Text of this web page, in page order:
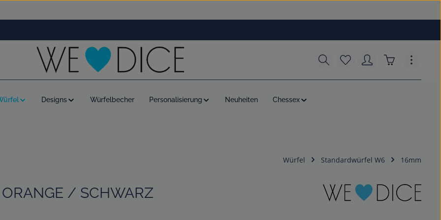
Du hast 0 Produkte auf
Warenkorb
Designs Würfelbecher Personalisierung Neuheiten Chessex
Würfel Standardwürfel W6 16mm
/ SCHWARZ